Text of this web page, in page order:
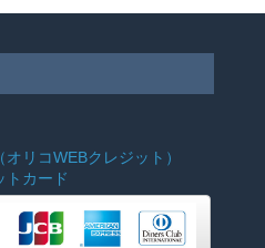
（オリコWEBクレジット）
トカード